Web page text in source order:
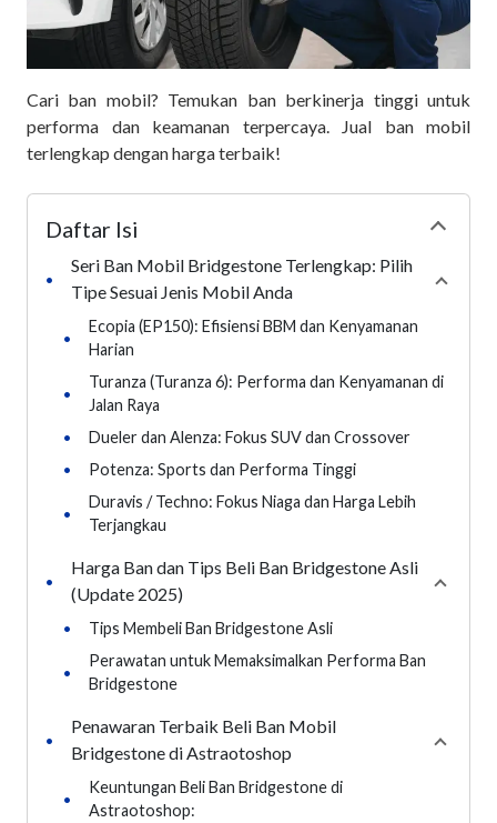
Cari ban mobil? Temukan ban berkinerja tinggi untuk
performa dan keamanan terpercaya. Jual ban mobil
terlengkap dengan harga terbaik!
Daftar Isi
•
Seri Ban Mobil Bridgestone Terlengkap: Pilih
Tipe Sesuai Jenis Mobil Anda
•
Ecopia (EP150): Efisiensi BBM dan Kenyamanan
Harian
•
Turanza (Turanza 6): Performa dan Kenyamanan di
Jalan Raya
•
Dueler dan Alenza: Fokus SUV dan Crossover
•
Potenza: Sports dan Performa Tinggi
•
Duravis / Techno: Fokus Niaga dan Harga Lebih
Terjangkau
•
Harga Ban dan Tips Beli Ban Bridgestone Asli
(Update 2025)
• Tips Membeli Ban Bridgestone Asli
•
Perawatan untuk Memaksimalkan Performa Ban
Bridgestone
•
Penawaran Terbaik Beli Ban Mobil
Bridgestone di Astraotoshop
•
Keuntungan Beli Ban Bridgestone di
Astraotoshop: